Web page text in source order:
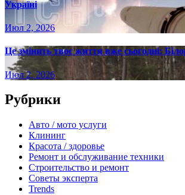
Україні
Июл 2, 2026
Це змінить твоє життя вже сьогодні:
Июл 2, 2026
Рубрики
Авто / мото услуги
Клининг
Красота / здоровье
Ремонт и обслуживание техники
Строительство и ремонт
Советы эксперта
Trends